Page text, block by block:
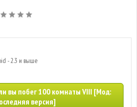
- 2.3 и выше
вы побег 100 комнаты VIII [Мод:
версия]